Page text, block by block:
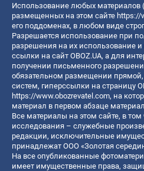
Использование любых материалов
размещенных на этом сайте https://
его поддоменах, в любом виде
Разрешается использование при
разрешения на их использование
ссылки на сайт OBOZ.UA, а для
получении письменного
обязательном размещении
систем, гиперссылки на страницу
https://www.obozrevatel.com, на
материал в первом абзаце
Все материалы на этом сайте, в
исследования – служебные
редакции, исключительные
принадлежат ООО «Золотая
На все опубликованные
имеет имущественные права,